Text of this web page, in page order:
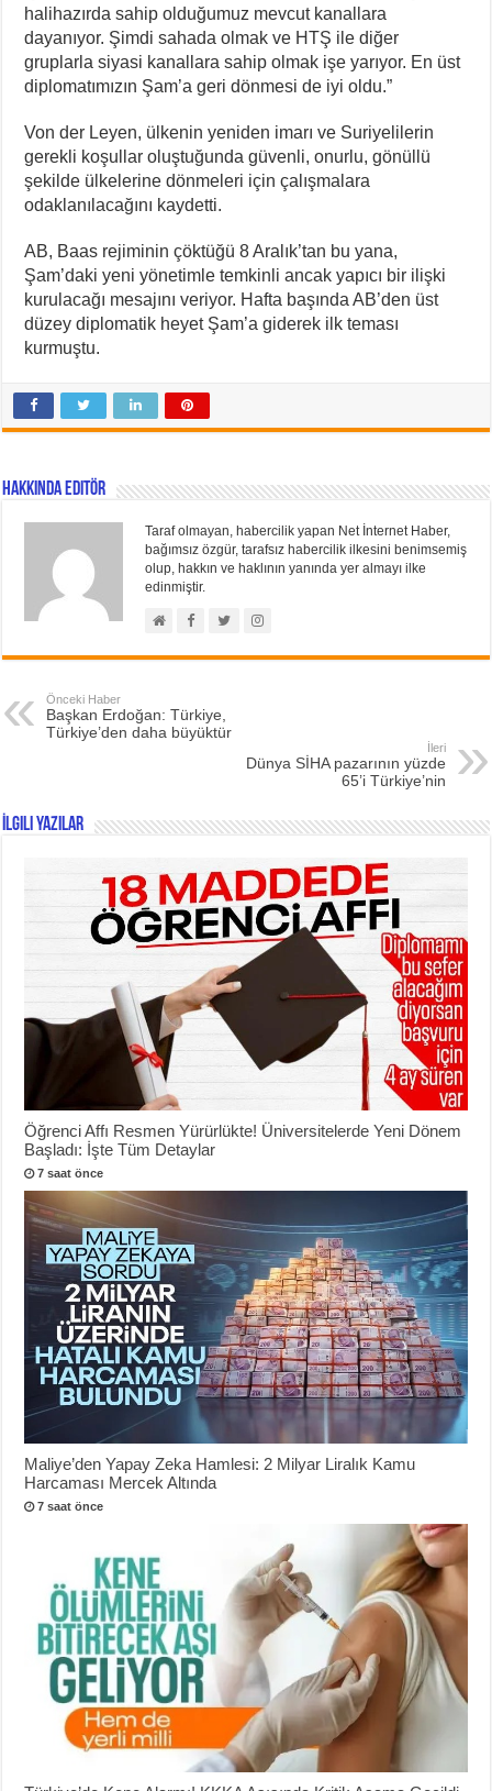
halihazırda sahip olduğumuz mevcut kanallara
dayanıyor. Şimdi sahada olmak ve HTŞ ile diğer
gruplarla siyasi kanallara sahip olmak işe yarıyor. En üst
diplomatımızın Şam’a geri dönmesi de iyi oldu.”
Von der Leyen, ülkenin yeniden imarı ve Suriyelilerin
gerekli koşullar oluştuğunda güvenli, onurlu, gönüllü
şekilde ülkelerine dönmeleri için çalışmalara
odaklanılacağını kaydetti.
AB, Baas rejiminin çöktüğü 8 Aralık’tan bu yana,
Şam’daki yeni yönetimle temkinli ancak yapıcı bir ilişki
kurulacağı mesajını veriyor. Hafta başında AB’den üst
düzey diplomatik heyet Şam’a giderek ilk teması
kurmuştu.
Hakkında Editör
Taraf olmayan, habercilik yapan Net İnternet Haber,
bağımsız özgür, tarafsız habercilik ilkesini benimsemiş
olup, hakkın ve haklının yanında yer almayı ilke
edinmiştir.
Önceki Haber
Başkan Erdoğan: Türkiye,
Türkiye’den daha büyüktür
İleri
Dünya SİHA pazarının yüzde
65’i Türkiye’nin
İlgili Yazılar
Öğrenci Affı Resmen Yürürlükte! Üniversitelerde Yeni Dönem
Başladı: İşte Tüm Detaylar
7 saat önce
Maliye’den Yapay Zeka Hamlesi: 2 Milyar Liralık Kamu
Harcaması Mercek Altında
7 saat önce